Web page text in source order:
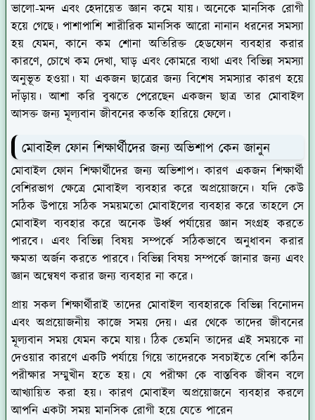
ভালো-মন্দ এবং হেদায়েত জ্ঞান কমে যায়। অনেকে মানসিক রোগী
হয়ে গেছে। পাশাপাশি শারীরিক মানসিক আরো নানান ধরনের সমস্যা
হয় যেমন, কানে কম শোনা অতিরিক্ত হেডফোন ব্যবহার করার
কারণে, চোখে কম দেখা, ঘাড় এবং কোমরে ব্যথা এবং বিভিন্ন সমস্যা
অনুভূত হওয়া। যা একজন ছাত্রের জন্য বিশেষ সমস্যার কারণ হয়ে
দাঁড়ায়। আশা করি বুঝতে পেরেছেন একজন ছাত্র তার মোবাইল
আসক্ত জন্য মূল্যবান জীবনের কতকি হারিয়ে ফেলে।
মোবাইল ফোন শিক্ষার্থীদের জন্য অভিশাপ কেন জানুন
মোবাইল ফোন শিক্ষার্থীদের জন্য অভিশাপ। কারণ একজন শিক্ষার্থী
বেশিরভাগ ক্ষেত্রে মোবাইল ব্যবহার করে অপ্রয়োজনে। যদি কেউ
সঠিক উপায়ে সঠিক সময়মতো মোবাইলের ব্যবহার করে তাহলে সে
মোবাইল ব্যবহার করে অনেক উর্ধ্ব পর্যায়ের জ্ঞান সংগ্রহ করতে
পারবে। এবং বিভিন্ন বিষয় সম্পর্কে সঠিকভাবে অনুধাবন করার
ক্ষমতা অর্জন করতে পারবে। বিভিন্ন বিষয় সম্পর্কে জানার জন্য এবং
জ্ঞান অন্বেষণ করার জন্য ব্যবহার না করে।
প্রায় সকল শিক্ষার্থীরাই তাদের মোবাইল ব্যবহারকে বিভিন্ন বিনোদন
এবং অপ্রয়োজনীয় কাজে সময় দেয়। এর থেকে তাদের জীবনের
মূল্যবান সময় যেমন কমে যায়। ঠিক তেমনি তাদের এই সময়কে না
দেওয়ার কারণে একটি পর্যায়ে গিয়ে তাদেরকে সবচাইতে বেশি কঠিন
পরীক্ষার সম্মুখীন হতে হয়। যে পরীক্ষা কে বাস্তবিক জীবন বলে
আখ্যায়িত করা হয়। কারণ মোবাইল অপ্রয়োজনে ব্যবহার করলে
আপনি একটা সময় মানসিক রোগী হয়ে যেতে পারেন